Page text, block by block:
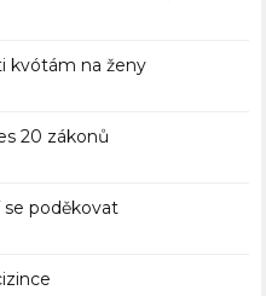
kvótám na ženy
20 zákonů
se poděkovat